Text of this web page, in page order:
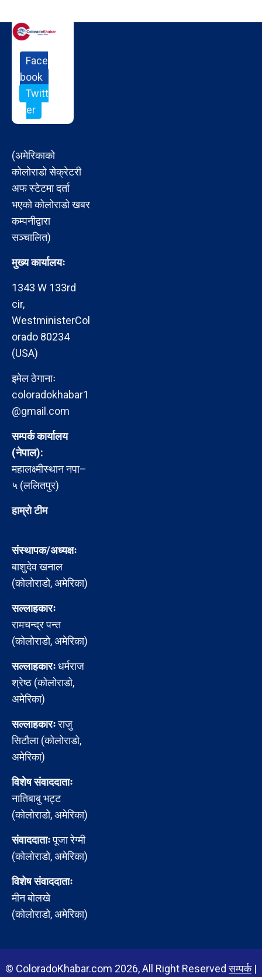
Face
book
Twitt
er
(अमेरिकाको
कोलोराडो सेक्रेटरी
अफ स्टेटमा दर्ता
भएको कोलोराडो खबर
कम्पनीद्वारा
सञ्चालित)
मुख्य कार्यालयः
1343 W 133rd
cir,
WestministerCol
orado 80234
(USA)
इमेल ठेगानाः
coloradokhabar1
@gmail.com
सम्पर्क कार्यालय
(नेपाल):
महालक्ष्मीस्थान नपा–
५ (ललितपुर)
हाम्रो टीम
संस्थापक/अध्यक्षः
बाशुदेव खनाल
(कोलोराडो, अमेरिका)
सल्लाहकारः
रामचन्द्र पन्त
(कोलोराडो, अमेरिका)
सल्लाहकारःधर्मराज
श्रेष्ठ (कोलोराडो,
अमेरिका)
सल्लाहकारःराजु
सिटौला (कोलोराडो,
अमेरिका)
विशेष संवाददाताः
नातिबाबु भट्ट
(कोलोराडो, अमेरिका)
संवाददाताःपूजा रेग्मी
(कोलोराडो, अमेरिका)
विशेष संवाददाताः
मीन बोलखे
(कोलोराडो, अमेरिका)
© ColoradoKhabar.com 2026, All Right Reservedसम्पर्क|